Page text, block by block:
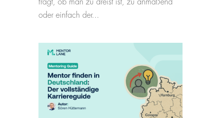
fragt, ob man zu dreist ist, zu anmaßend
oder einfach der...